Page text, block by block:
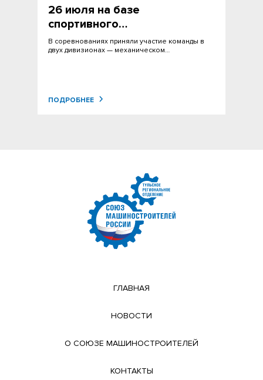
26 июля на базе
спортивного…
В соревнованиях приняли участие команды в
двух дивизионах — механическом…
ПОДРОБНЕЕ
ГЛАВНАЯ
НОВОСТИ
О СОЮЗЕ МАШИНОСТРОИТЕЛЕЙ
КОНТАКТЫ